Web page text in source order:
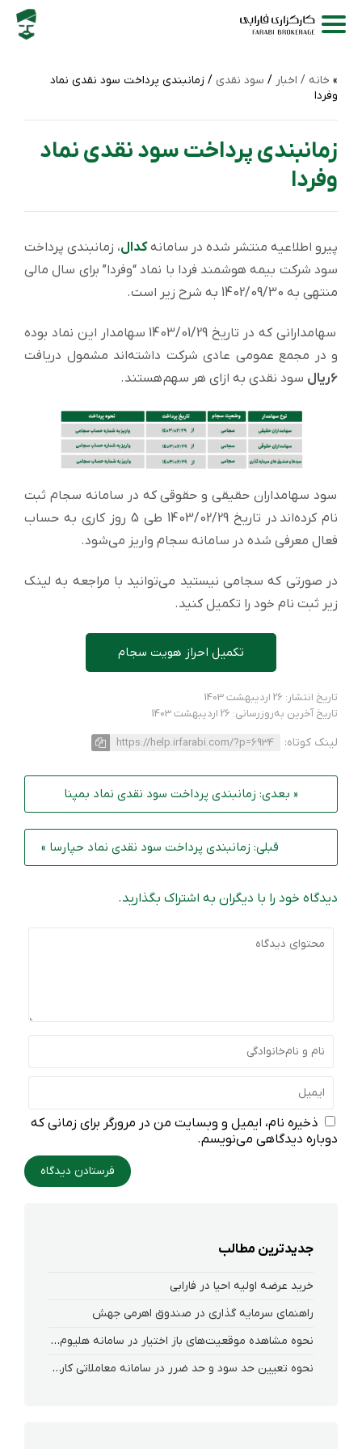
خانه / اخبار / سود نقدی / زمانبندی پرداخت سود نقدی نماد
وفردا
زمانبندی پرداخت سود نقدی نماد
وفردا
پیرو اطلاعیه منتشر شده در سامانهکدال، زمانبندی پرداخت
سود شركت بیمه هوشمند فردا با نماد “وفردا” برای سال مالی
منتهی به 1402/09/30 به شرح زیر است.
سهامدارانی که در تاریخ 1403/01/29 سهامدار این نماد بوده
و در مجمع عمومی عادی شرکت داشته‌اند مشمول دریافت
۶ریال
سود نقدی به ازای هر سهم هستند.
سود سهامداران حقیقی و حقوقی که در سامانه سجام ثبت
نام کرده‌اند در تاریخ 1403/02/29 طی 5 روز کاری به حساب
فعال معرفی شده در سامانه سجام واریز می‌شود.
در صورتی که سجامی نیستید می‌توانید با مراجعه به لینک
زیر ثبت نام خود را تکمیل کنید.
تکمیل احراز هویت سجام
تاریخ انتشار: 26 اردیبهشت 1403
تاریخ آخرین به‌روزرسانی: 26 اردیبهشت 1403
لینک کوتاه: https://help.irfarabi.com/?p=6934
« بعدی: زمانبندی پرداخت سود نقدی نماد بمپنا
قبلی: زمانبندی پرداخت سود نقدی نماد حپارسا »
دیدگاه خود را با دیگران به اشتراک بگذارید.
ذخیره نام، ایمیل و وبسایت من در مرورگر برای زمانی که
دوباره دیدگاهی می‌نویسم.
جدیدترین مطالب
خرید عرضه اولیه احیا در فارابی
راهنمای سرمایه گذاری در صندوق اهرمی جهش
نحوه‌ مشاهده‌ موقعیت‌های باز اختیار در سامانه هلیوم و نکست
نحوه تعیین حد سود و حد ضرر در سامانه معاملاتی کارگزاری فارابی